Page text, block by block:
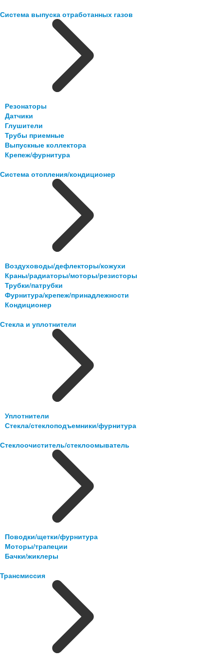
Система выпуска отработанных газов
Резонаторы
Датчики
Глушители
Трубы приемные
Выпускные коллектора
Крепеж/фурнитура
Система отопления/кондиционер
Воздуховоды/дефлекторы/кожухи
Краны/радиаторы/моторы/резисторы
Трубки/патрубки
Фурнитура/крепеж/принадлежности
Кондиционер
Стекла и уплотнители
Уплотнители
Стекла/стеклоподъемники/фурнитура
Стеклоочиститель/стеклоомыватель
Поводки/щетки/фурнитура
Моторы/трапеции
Бачки/жиклеры
Трансмиссия